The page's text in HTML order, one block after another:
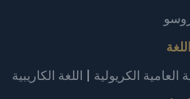
اللغة
الكريولية | اللغة الكاريبية